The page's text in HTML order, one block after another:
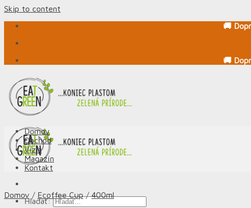
Skip to content
🚚
🚚
Hľadať:
Domov
Obchod
Vízia
Magazín
Kontakt
Domov / Ecoffee Cup / 400ml